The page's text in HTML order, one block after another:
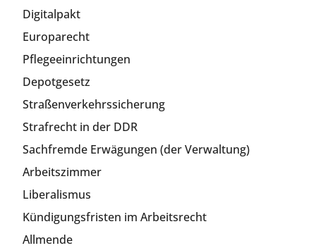
Digitalpakt
Europarecht
Pflegeeinrichtungen
Depotgesetz
Straßenverkehrssicherung
Strafrecht in der DDR
Sachfremde Erwägungen (der Verwaltung)
Arbeitszimmer
Liberalismus
Kündigungsfristen im Arbeitsrecht
Allmende